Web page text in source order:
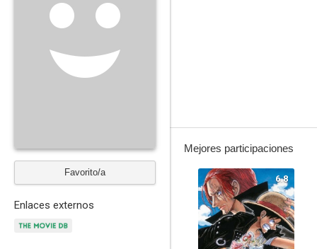
Favorito/a
Enlaces externos
Mejores participaciones
6.8